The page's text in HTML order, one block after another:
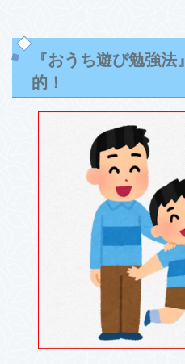
『おうち遊び勉強
的！